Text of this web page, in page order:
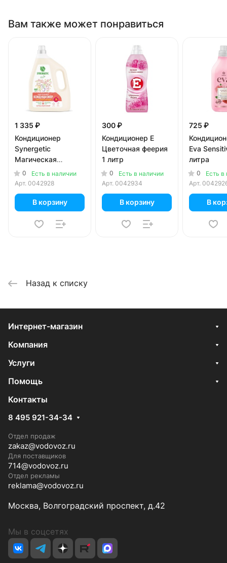
Вам также может понравиться
1 335 ₽
Кондиционер
Synergetic
Магическая
орхидея 2.28 литра
0
Есть в наличии
Арт. 0042928
В корзину
300 ₽
Кондиционер E
Цветочная феерия
1 литр
0
Есть в наличии
Арт. 0042934
В корзину
725 ₽
Eva
литра
0
Есть в
Арт.
В
Назад к списку
Интернет-магазин
Компания
Услуги
Помощь
Контакты
8 495 921-34-34
Отдел продаж
zakaz@vodovoz.ru
Для поставщиков
714@vodovoz.ru
Отдел рекламы
reklama@vodovoz.ru
Москва, Волгоградский проспект, д.42
Мы в соцсетях